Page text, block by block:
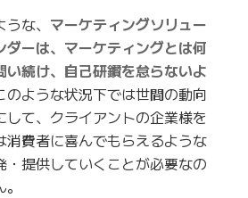
な、 マーケティングソリュー
ダーは、マーケティングとは何
い続け、自己研鑽を怠らないよ
のような状況下では世間の動向
して、クライアントの企業様を
消費者に喜んでもらえるような
・提供していくことが必要なの